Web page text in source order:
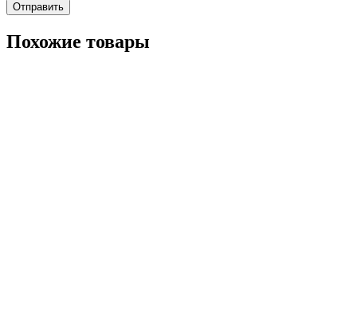
Похожие товары